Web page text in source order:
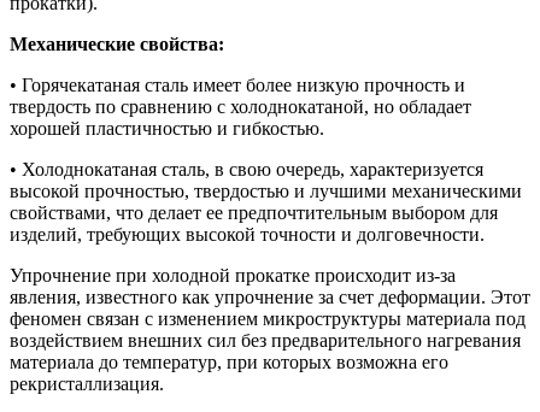
Механические свойства:
• Горячекатаная сталь имеет более низкую прочность и
твердость по сравнению с холоднокатаной, но обладает
хорошей пластичностью и гибкостью.
• Холоднокатаная сталь, в свою очередь, характеризуется
высокой прочностью, твердостью и лучшими механическими
свойствами, что делает ее предпочтительным выбором для
изделий, требующих высокой точности и долговечности.
Упрочнение при холодной прокатке происходит из-за
явления, известного как упрочнение за счет деформации. Этот
феномен связан с изменением микроструктуры материала под
воздействием внешних сил без предварительного нагревания
материала до температур, при которых возможна его
рекристаллизация.